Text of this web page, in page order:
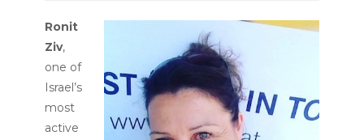
Ronit
Ziv,
one of
Israel’s
most
active